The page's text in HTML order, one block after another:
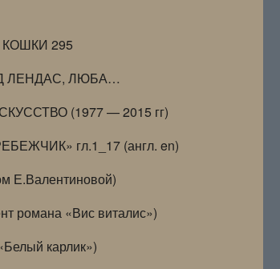
КОШКИ 295
ЛЕНДАС, ЛЮБА…
(1977 — 2015 гг)
гл.1_17 (англ. en)
Е.Валентиновой)
романа «Вис виталис»)
карлик»)